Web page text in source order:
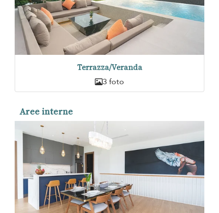
Terrazza/Veranda
3 foto
Aree interne